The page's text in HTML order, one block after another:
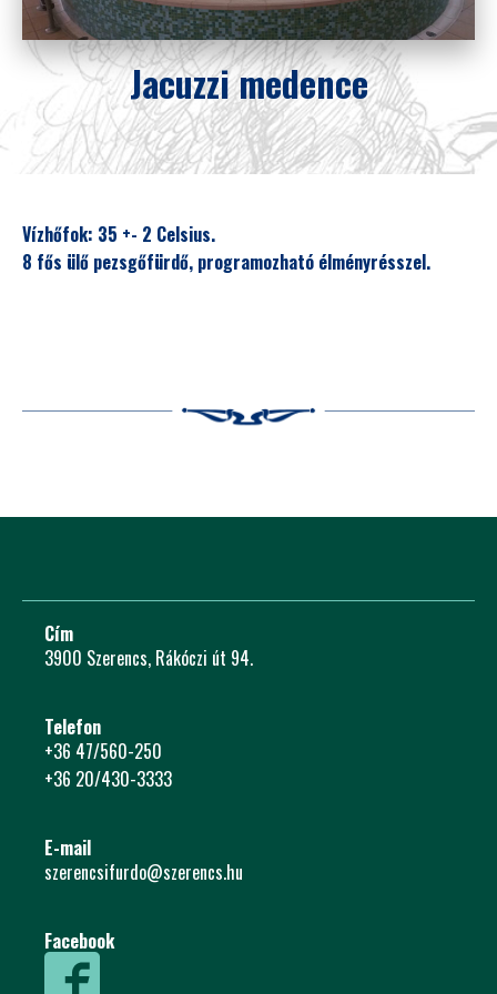
Jacuzzi medence
Vízhőfok: 35 +- 2 Celsius.
8 fős ülő pezsgőfürdő, programozható élményrésszel.
Cím
3900 Szerencs, Rákóczi út 94.
Telefon
+36 47/560-250
+36 20/430-3333
E-mail
szerencsifurdo@szerencs.hu
Facebook